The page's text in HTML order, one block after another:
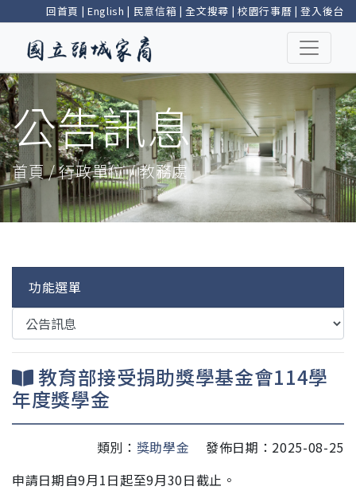
回首頁 | English | 民意信箱 |全文搜尋 | 校園行事曆 |登入後台
公告訊息
首頁 / 行政單位 / 教務處
功能選單
教育部接受捐助獎學基金會114學
年度獎學金
類別： 獎助學金
發佈日期：2025-08-25
申請日期自9月1日起至9月30日截止。